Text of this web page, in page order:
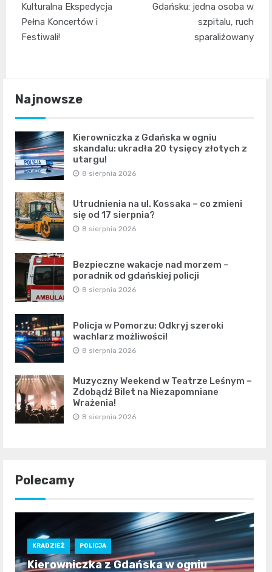
wpisu
Kulturalna Ekspedycja
Pełna Koncertów i
Festiwali!
Gdańsku: jedna osoba w
szpitalu, ruch
sparaliżowany
Najnowsze
Kierowniczka z Gdańska w ogniu
skandalu: ukradła 20 tysięcy złotych z
utargu!
8 sierpnia 2026
Utrudnienia na ul. Kossaka – co zmieni
się od 17 sierpnia?
8 sierpnia 2026
Bezpieczne wakacje nad morzem –
poradnik od gdańskiej policji
8 sierpnia 2026
Policja w Pomorzu: Odkryj szeroki
wachlarz możliwości!
8 sierpnia 2026
Muzyczny Weekend w Teatrze Leśnym –
Zdobądź Bilet na Niezapomniane
Wrażenia!
8 sierpnia 2026
Polecamy
KRADZIEŻ POLICJA
Kierowniczka z Gdańska w ogniu